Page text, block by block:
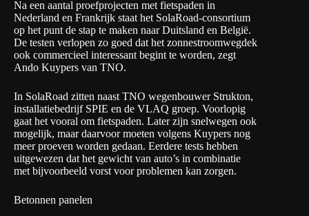
Na een aantal proefprojecten met fietspaden in
Nederland en Frankrijk staat het SolaRoad-consortium
op het punt de stap te maken naar Duitsland en België.
De testen verlopen zo goed dat het zonnestroomwegdek
ook commercieel interessant begint te worden, zegt
Ando Kuypers van TNO.
In SolaRoad zitten naast TNO wegenbouwer Strukton,
installatiebedrijf SPIE en de VLAQ groep. Voorlopig
gaat het vooral om fietspaden. Later zijn snelwegen ook
mogelijk, maar daarvoor moeten volgens Kuypers nog
meer proeven worden gedaan. Eerdere tests hebben
uitgewezen dat het gewicht van auto’s in combinatie
met bijvoorbeeld vorst voor problemen kan zorgen.
Betonnen panelen